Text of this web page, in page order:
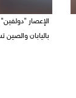
الإعصار
باليابان والصين